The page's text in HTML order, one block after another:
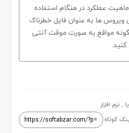
عملکرد در هنگام استفاده
ها به عنوان فایل خطرناک
مواقع به صورت موقت آنتی
,نرم افزار
کوتاه